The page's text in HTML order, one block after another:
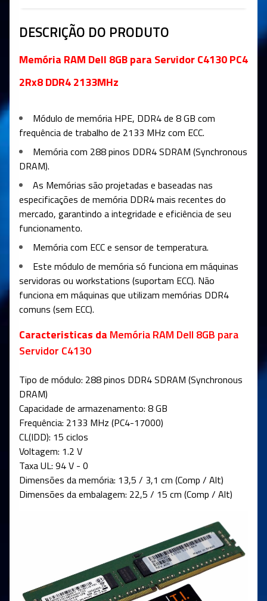
DESCRIÇÃO DO PRODUTO
Memória RAM Dell 8GB para Servidor C4130 PC4
2Rx8 DDR4 2133MHz
Módulo de memória HPE, DDR4 de 8 GB com
frequência de trabalho de 2133 MHz com ECC.
Memória com 288 pinos DDR4 SDRAM (Synchronous
DRAM).
As Memórias são projetadas e baseadas nas
especificações de memória DDR4 mais recentes do
mercado, garantindo a integridade e eficiência de seu
funcionamento.
Memória com ECC e sensor de temperatura.
Este módulo de memória só funciona em máquinas
servidoras ou workstations (suportam ECC). Não
funciona em máquinas que utilizam memórias DDR4
comuns (sem ECC).
Caracteristicas da Memória RAM Dell 8GB para
Servidor C4130
Tipo de módulo: 288 pinos DDR4 SDRAM (Synchronous
DRAM)
Capacidade de armazenamento: 8 GB
Frequência: 2133 MHz (PC4-17000)
CL(IDD): 15 ciclos
Voltagem: 1.2 V
Taxa UL: 94 V - 0
Dimensões da memória: 13,5 / 3,1 cm (Comp / Alt)
Dimensões da embalagem: 22,5 / 15 cm (Comp / Alt)